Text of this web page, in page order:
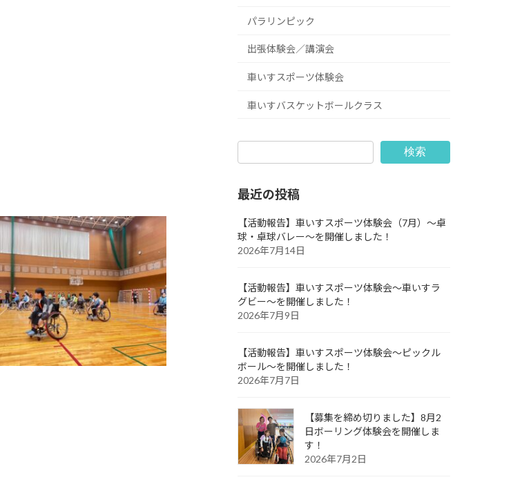
パラリンピック
出張体験会／講演会
車いすスポーツ体験会
車いすバスケットボールクラス
検索
最近の投稿
【活動報告】車いすスポーツ体験会（7月）～卓
球・卓球バレー～を開催しました！
2026年7月14日
【活動報告】車いすスポーツ体験会～車いすラ
グビー～を開催しました！
2026年7月9日
【活動報告】車いすスポーツ体験会～ピックル
ボール～を開催しました！
2026年7月7日
【募集を締め切りました】8月2
日ボーリング体験会を開催しま
す！
2026年7月2日